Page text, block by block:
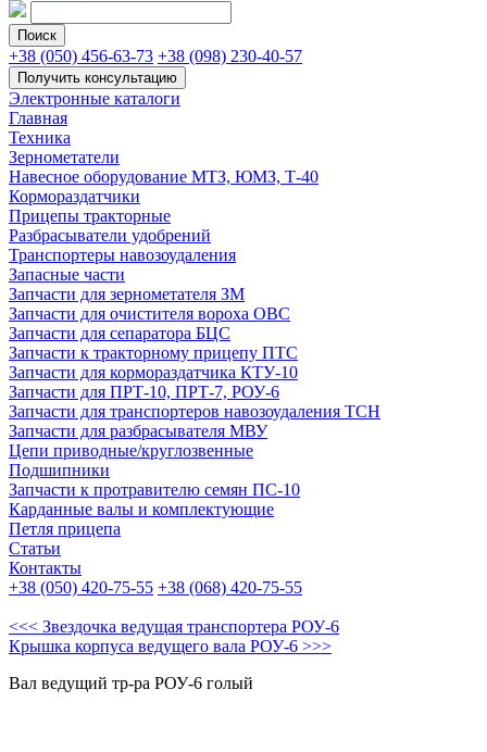
+38 (050) 456-63-73 +38 (098) 230-40-57
Электронные каталоги
Главная
Техника
Зернометатели
Навесное оборудование МТЗ, ЮМЗ, Т-40
Кормораздатчики
Прицепы тракторные
Разбрасыватели удобрений
Транспортеры навозоудаления
Запасные части
Запчасти для зернометателя ЗМ
Запчасти для очистителя вороха ОВС
Запчасти для сепаратора БЦС
Запчасти к тракторному прицепу ПТС
Запчасти для кормораздатчика КТУ-10
Запчасти для ПРТ-10, ПРТ-7, РОУ-6
Запчасти для транспортеров навозоудаления ТСН
Запчасти для разбрасывателя МВУ
Цепи приводные/круглозвенные
Подшипники
Запчасти к протравителю семян ПС-10
Карданные валы и комплектующие
Петля прицепа
Статьи
Контакты
+38 (050) 420-75-55 +38 (068) 420-75-55
<<< Звездочка ведущая транспортера РОУ-6
Крышка корпуса ведущего вала РОУ-6 >>>
Вал ведущий тр-ра РОУ-6 голый